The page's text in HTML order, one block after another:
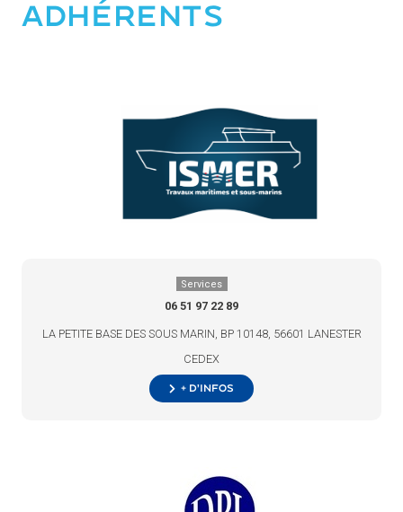
ADHÉRENTS
Services
06 51 97 22 89
LA PETITE BASE DES SOUS MARIN, BP 10148, 56601 LANESTER
CEDEX
+ d’infos